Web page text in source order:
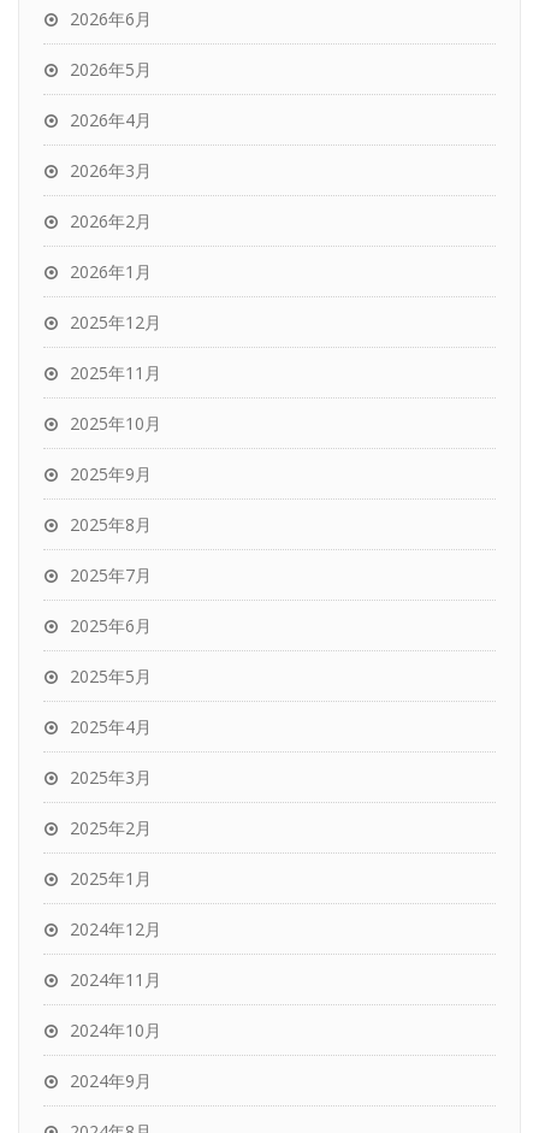
2026年6月
2026年5月
2026年4月
2026年3月
2026年2月
2026年1月
2025年12月
2025年11月
2025年10月
2025年9月
2025年8月
2025年7月
2025年6月
2025年5月
2025年4月
2025年3月
2025年2月
2025年1月
2024年12月
2024年11月
2024年10月
2024年9月